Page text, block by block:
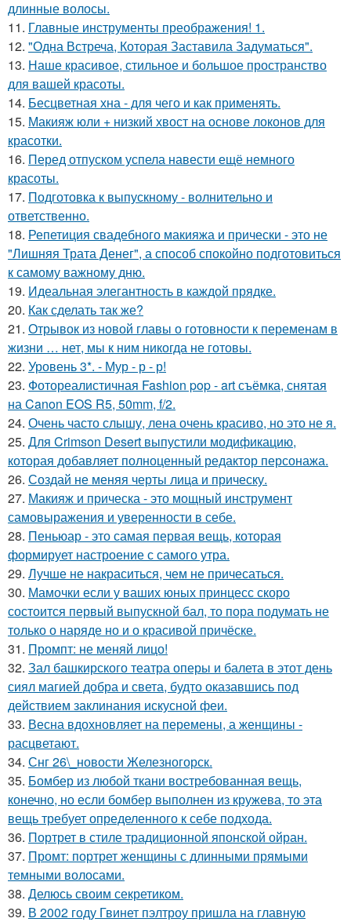
длинные волосы.
11. Главные инструменты преображения! 1.
12. "Одна Встреча, Которая Заставила Задуматься".
13. Наше красивое, стильное и большое пространство
для вашей красоты.
14. Бесцветная хна - для чего и как применять.
15. Макияж юли + низкий хвост на основе локонов для
красотки.
16. Перед отпуском успела навести ещё немного
красоты.
17. Подготовка к выпускному - волнительно и
ответственно.
18. Репетиция свадебного макияжа и прически - это не
"Лишняя Трата Денег", а способ спокойно подготовиться
к самому важному дню.
19. Идеальная элегантность в каждой прядке.
20. Как сделать так же?
21. Отрывок из новой главы о готовности к переменам в
жизни … нет, мы к ним никогда не готовы.
22. Уровень 3*. - Мур - р - р!
23. Фотореалистичная Fashion pop - art съёмка, снятая
на Canon EOS R5, 50mm, f/2.
24. Очень часто слышу, лена очень красиво, но это не я.
25. Для Crimson Desert выпустили модификацию,
которая добавляет полноценный редактор персонажа.
26. Создай не меняя черты лица и прическу.
27. Макияж и прическа - это мощный инструмент
самовыражения и уверенности в себе.
28. Пеньюар - это самая первая вещь, которая
формирует настроение с самого утра.
29. Лучше не накраситься, чем не причесаться.
30. Мамочки если у ваших юных принцесс скоро
состоится первый выпускной бал, то пора подумать не
только о наряде но и о красивой причёске.
31. Промпт: не меняй лицо!
32. Зал башкирского театра оперы и балета в этот день
сиял магией добра и света, будто оказавшись под
действием заклинания искусной феи.
33. Весна вдохновляет на перемены, а женщины -
расцветают.
34. Снг 26\_новости Железногорск.
35. Бомбер из любой ткани востребованная вещь,
конечно, но если бомбер выполнен из кружева, то эта
вещь требует определенного к себе подхода.
36. Портрет в стиле традиционной японской ойран.
37. Промт: портрет женщины с длинными прямыми
темными волосами.
38. Делюсь своим секретиком.
39. В 2002 году Гвинет пэлтроу пришла на главную